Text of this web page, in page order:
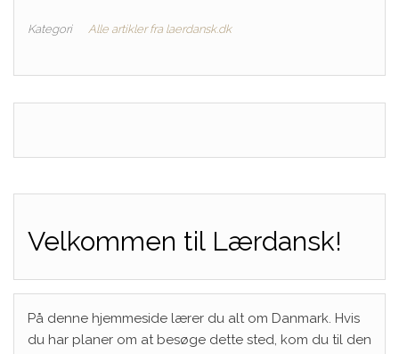
Kategori Alle artikler fra laerdansk.dk
Velkommen til Lærdansk!
På denne hjemmeside lærer du alt om Danmark. Hvis
du har planer om at besøge dette sted, kom du til den